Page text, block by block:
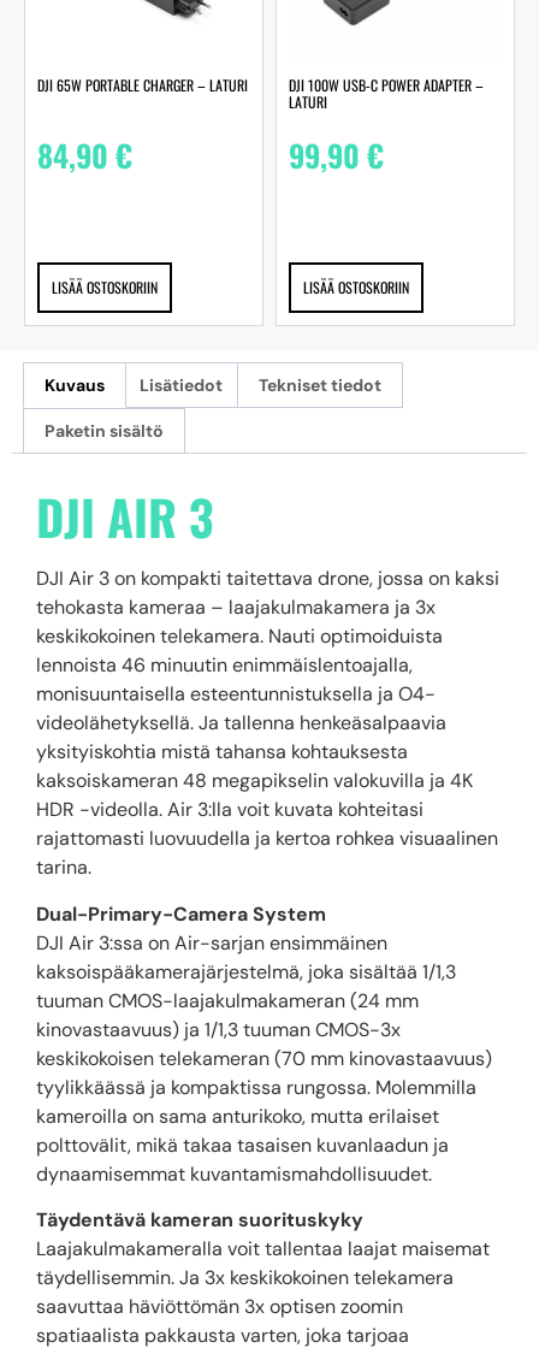
DJI 65W PORTABLE CHARGER – LATURI
84,90€
LISÄÄ OSTOSKORIIN
DJI 100W USB-C POWER ADAPTER –
LATURI
99,90€
LISÄÄ OSTOSKORIIN
Kuvaus Lisätiedot Tekniset tiedot
Paketin sisältö
DJI AIR 3
DJI Air 3 on kompakti taitettava drone, jossa on kaksi
tehokasta kameraa – laajakulmakamera ja 3x
keskikokoinen telekamera. Nauti optimoiduista
lennoista 46 minuutin enimmäislentoajalla,
monisuuntaisella esteentunnistuksella ja O4-
videolähetyksellä. Ja tallenna henkeäsalpaavia
yksityiskohtia mistä tahansa kohtauksesta
kaksoiskameran 48 megapikselin valokuvilla ja 4K
HDR -videolla. Air 3:lla voit kuvata kohteitasi
rajattomasti luovuudella ja kertoa rohkea visuaalinen
tarina.
Dual-Primary-Camera System
DJI Air 3:ssa on Air-sarjan ensimmäinen
kaksoispääkamerajärjestelmä, joka sisältää 1/1,3
tuuman CMOS-laajakulmakameran (24 mm
kinovastaavuus) ja 1/1,3 tuuman CMOS-3x
keskikokoisen telekameran (70 mm kinovastaavuus)
tyylikkäässä ja kompaktissa rungossa. Molemmilla
kameroilla on sama anturikoko, mutta erilaiset
polttovälit, mikä takaa tasaisen kuvanlaadun ja
dynaamisemmat kuvantamismahdollisuudet.
Täydentävä kameran suorituskyky
Laajakulmakameralla voit tallentaa laajat maisemat
täydellisemmin. Ja 3x keskikokoinen telekamera
saavuttaa häviöttömän 3x optisen zoomin
spatiaalista pakkausta varten, joka tarjoaa